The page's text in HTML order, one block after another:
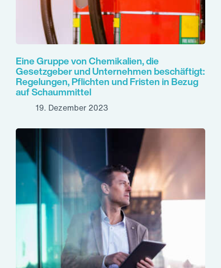
Eine Gruppe von Chemikalien, die
Gesetzgeber und Unternehmen beschäftigt:
Regelungen, Pflichten und Fristen in Bezug
auf Schaummittel
19. Dezember 2023